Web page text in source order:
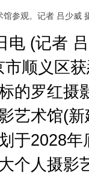
参观。记者 吕少威
(记者
顺义区
的罗红摄
艺术馆(新
于2028年
个人摄影